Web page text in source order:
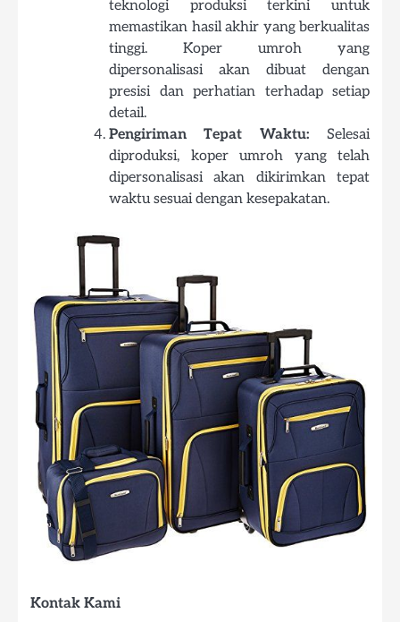
teknologi produksi terkini untuk
memastikan hasil akhir yang berkualitas
tinggi. Koper umroh yang
dipersonalisasi akan dibuat dengan
presisi dan perhatian terhadap setiap
detail.
Pengiriman Tepat Waktu: Selesai
diproduksi, koper umroh yang telah
dipersonalisasi akan dikirimkan tepat
waktu sesuai dengan kesepakatan.
Kontak Kami